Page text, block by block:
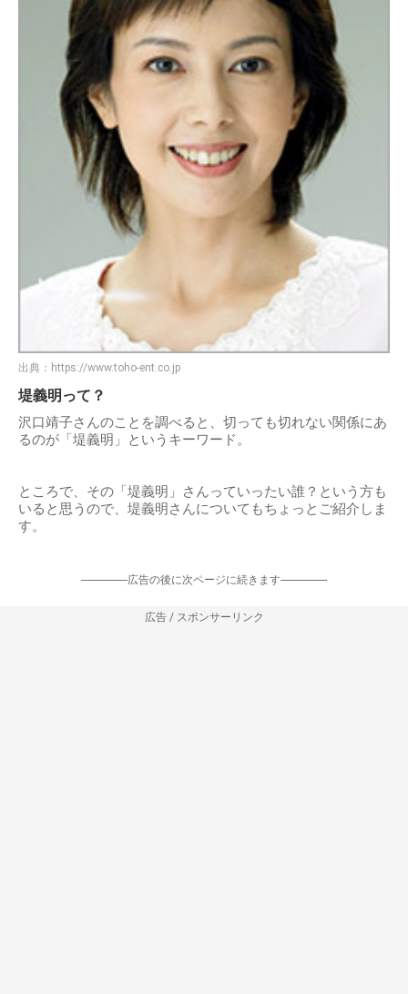
出典： https://www.toho-ent.co.jp
堤義明って？
沢口靖子さんのことを調べると、切っても切れない関係にあ
るのが「堤義明」というキーワード。
ところで、その「堤義明」さんっていったい誰？という方も
いると思うので、堤義明さんについてもちょっとご紹介しま
す。
-----------------広告の後に次ページに続きます-----------------
広告 / スポンサーリンク